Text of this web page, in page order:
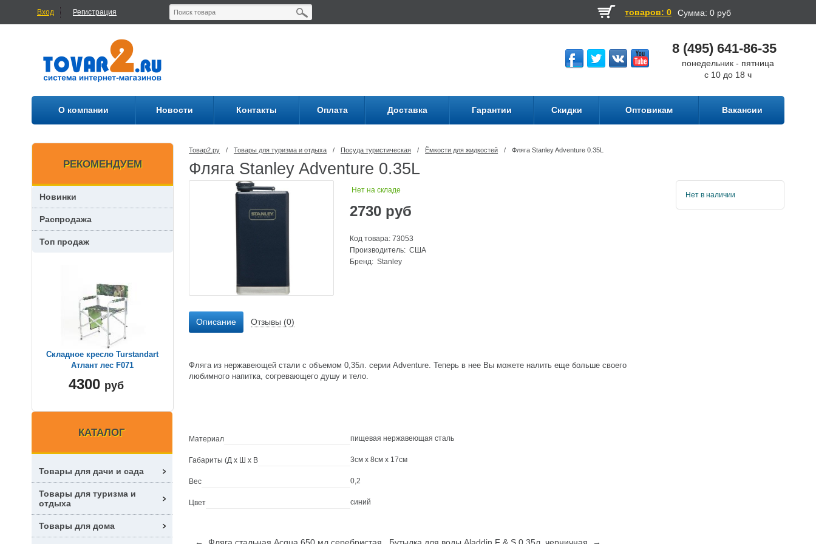
Вход Регистрация товаров: 0 Сумма: 0 руб
8 (495) 641-86-35
понедельник - пятница
с 10 до 18 ч
О компании Новости Контакты Оплата Доставка Гарантии Скидки Оптовикам Вакансии
Товар2.ру / Товары для туризма и отдыха / Посуда туриcтическая / Ёмкости для жидкостей / Фляга Stanley Adventure 0.35L
Фляга Stanley Adventure 0.35L
Нет на складе
2730 руб
Код товара: 73053
Производитель: США
Бренд:Stanley
Нет в наличии
Описание Отзывы (0)
Фляга из нержавеющей стали с объемом 0,35л. серии Adventure. Теперь в нее Вы можете налить еще больше своего
любимного напитка, согревающего душу и тело.
Материал пищевая нержавеющая сталь
Габариты (Д х Ш х В 3см x 8см x 17см
Вес 0,2
Цвет синий
РЕКОМЕНДУЕМ
Новинки
Распродажа
Топ продаж
Складное кресло Turstandart
Атлант лес F071
4300 руб
КАТАЛОГ
Товары для дачи и сада
Товары для туризма и
отдыха
Товары для дома